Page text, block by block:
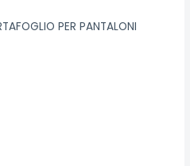
PER PANTALONI